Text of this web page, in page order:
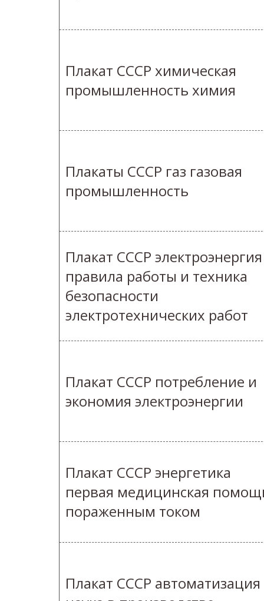
Плакат СССР химическая
промышленность химия
Плакаты СССР газ газовая
промышленность
Плакат СССР электроэнергия
правила работы и техника
безопасности
электротехнических работ
Плакат СССР потребление и
экономия электроэнергии
Плакат СССР энергетика
первая медицинская
пораженным током
Плакат СССР